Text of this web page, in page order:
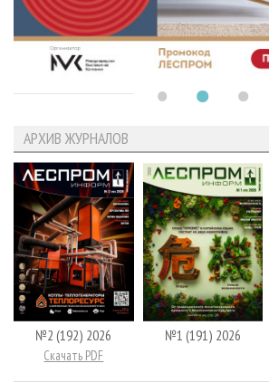
АРХИВ ЖУРНАЛОВ
№2 (192) 2026
Скачать PDF
№1 (191) 2026